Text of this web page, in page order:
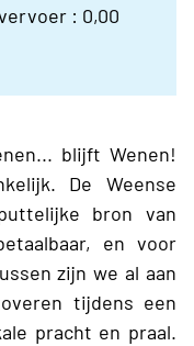
: 0,00
blijft Wenen!
De Weense
bron van
en voor
zijn we al aan
tijdens een
pracht en praal.